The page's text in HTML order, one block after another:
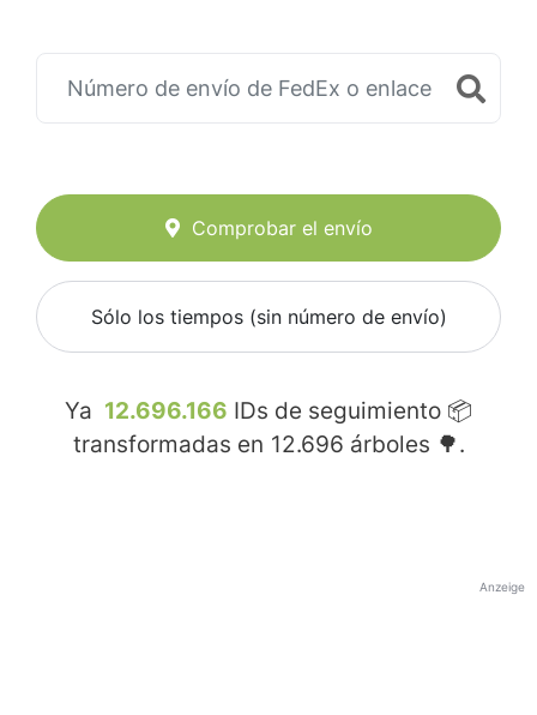
Comprobar el envío
Sólo los tiempos (sin número de envío)
Ya 12.696.166 IDs de seguimiento 📦
transformadas en 12.696 árboles 🌳.
Anzeige